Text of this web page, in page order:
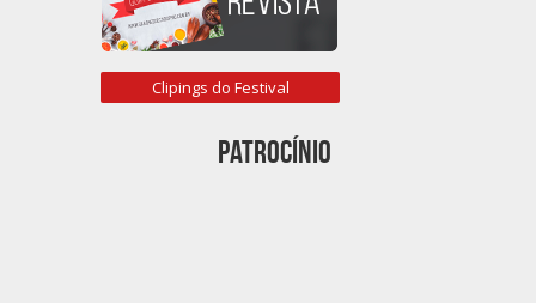
Clipings do Festival
Patrocínio